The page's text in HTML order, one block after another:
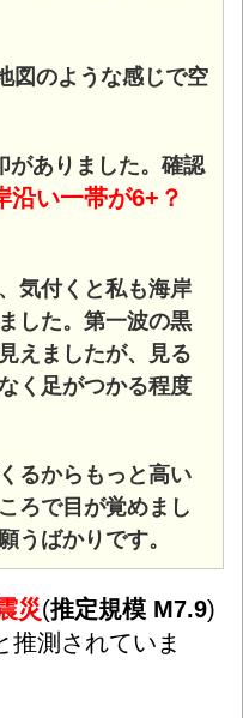
図のような感じで空
がありました。確認
沿い一帯が6+？
気付くと私も海岸
した。第一波の黒
えましたが、見る
く足がつかる程度
るからもっと高い
ろで目が覚めまし
うばかりです。
災(推定規模 M7.9)
推測されていま